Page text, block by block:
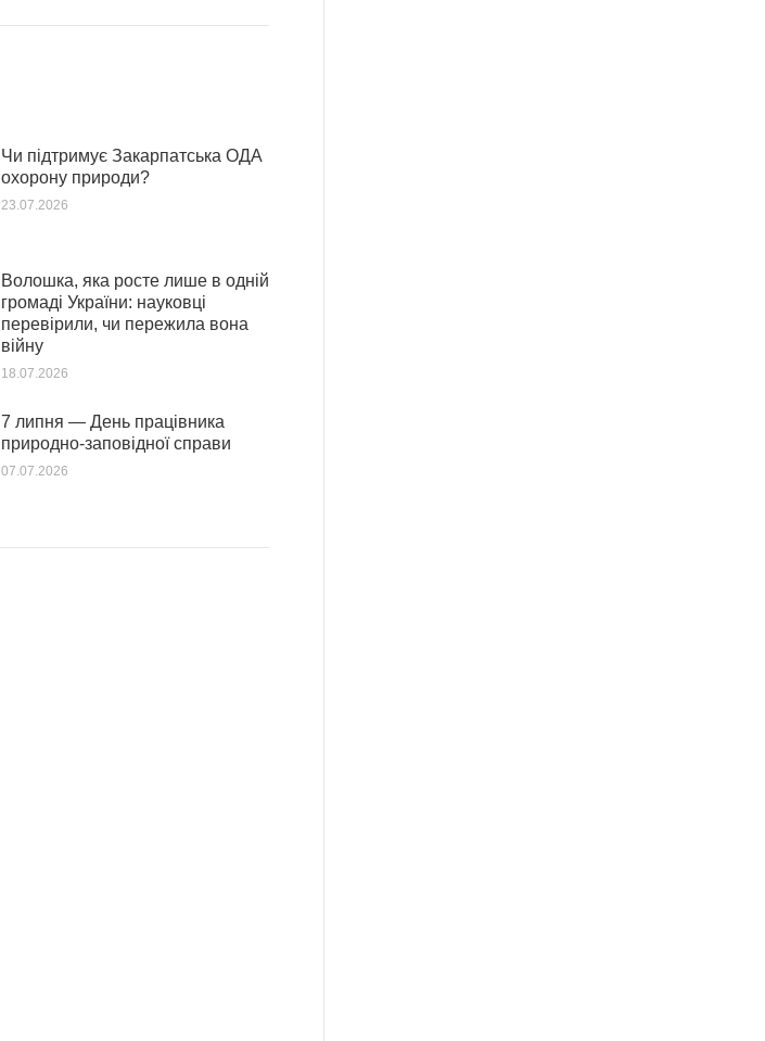
Чи підтримує Закарпатська ОДА
охорону природи?
23.07.2026
Волошка, яка росте лише в одній
громаді України: науковці
перевірили, чи пережила вона
війну
18.07.2026
7 липня — День працівника
природно-заповідної справи
07.07.2026